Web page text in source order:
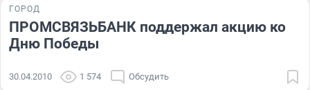
ГОРОД
ПРОМСВЯЗЬБАНК поддержал акцию ко
Дню Победы
30.04.2010 1 574 Обсудить